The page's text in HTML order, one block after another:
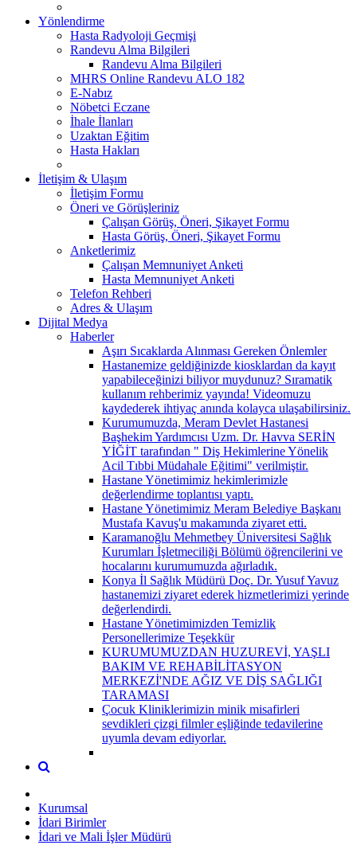
Yönlendirme
Hasta Radyoloji Geçmişi
Randevu Alma Bilgileri
Randevu Alma Bilgileri
MHRS Online Randevu ALO 182
E-Nabız
Nöbetci Eczane
İhale İlanları
Uzaktan Eğitim
Hasta Hakları
İletişim & Ulaşım
İletişim Formu
Öneri ve Görüşleriniz
Çalışan Görüş, Öneri, Şikayet Formu
Hasta Görüş, Öneri, Şikayet Formu
Anketlerimiz
Çalışan Memnuniyet Anketi
Hasta Memnuniyet Anketi
Telefon Rehberi
Adres & Ulaşım
Dijital Medya
Haberler
Aşırı Sıcaklarda Alınması Gereken Önlemler
Hastanemize geldiğinizde kiosklardan da kayıt
yapabileceğinizi biliyor muydunuz? ​Sıramatik
kullanım rehberimiz yayında! Videomuzu
kaydederek ihtiyaç anında kolayca ulaşabilirsiniz.
Kurumumuzda, Meram Devlet Hastanesi
Başhekim Yardımcısı Uzm. Dr. Havva SERİN
YİĞİT tarafından " Diş Hekimlerine Yönelik
Acil Tıbbi Müdahale Eğitimi" verilmiştir.
Hastane Yönetimimiz hekimlerimizle
değerlendirme toplantısı yaptı.
Hastane Yönetimimiz Meram Belediye Başkanı
Mustafa Kavuş'u makamında ziyaret etti.
Karamanoğlu Mehmetbey Üniversitesi Sağlık
Kurumları İşletmeciliği Bölümü öğrencilerini ve
hocalarını kurumumuzda ağırladık.
Konya İl Sağlık Müdürü Doç. Dr. Yusuf Yavuz
hastanemizi ziyaret ederek hizmetlerimizi yerinde
değerlendirdi.
Hastane Yönetimimizden Temizlik
Personellerimize Teşekkür
KURUMUMUZDAN HUZUREVİ, YAŞLI
BAKIM VE REHABİLİTASYON
MERKEZİ'NDE AĞIZ VE DİŞ SAĞLIĞI
TARAMASI
Çocuk Kliniklerimizin minik misafirleri
sevdikleri çizgi filmler eşliğinde tedavilerine
uyumla devam ediyorlar.
Kurumsal
İdari Birimler
İdari ve Mali İşler Müdürü